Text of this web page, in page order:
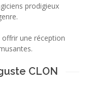
prodigieux
une réception
CLON